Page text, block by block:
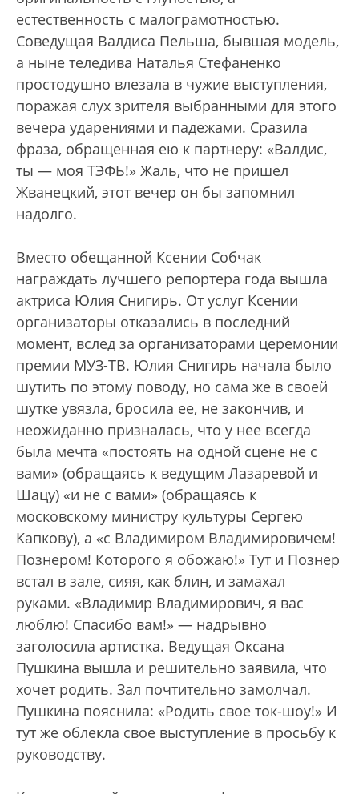
естественность с малограмотностью.
Соведущая Валдиса Пельша, бывшая модель,
а ныне теледива Наталья Стефаненко
простодушно влезала в чужие выступления,
поражая слух зрителя выбранными для этого
вечера ударениями и падежами. Сразила
фраза, обращенная ею к партнеру: «Валдис,
ты — моя ТЭФЬ!» Жаль, что не пришел
Жванецкий, этот вечер он бы запомнил
надолго.
Вместо обещанной Ксении Собчак
награждать лучшего репортера года вышла
актриса Юлия Снигирь. От услуг Ксении
организаторы отказались в последний
момент, вслед за организаторами церемонии
премии МУЗ-ТВ. Юлия Снигирь начала было
шутить по этому поводу, но сама же в своей
шутке увязла, бросила ее, не закончив, и
неожиданно призналась, что у нее всегда
была мечта «постоять на одной сцене не с
вами» (обращаясь к ведущим Лазаревой и
Шацу) «и не с вами» (обращаясь к
московскому министру культуры Сергею
Капкову), а «с Владимиром Владимировичем!
Познером! Которого я обожаю!» Тут и Познер
встал в зале, сияя, как блин, и замахал
руками. «Владимир Владимирович, я вас
люблю! Спасибо вам!» — надрывно
заголосила артистка. Ведущая Оксана
Пушкина вышла и решительно заявила, что
хочет родить. Зал почтительно замолчал.
Пушкина пояснила: «Родить свое ток-шоу!» И
тут же облекла свое выступление в просьбу к
руководству.